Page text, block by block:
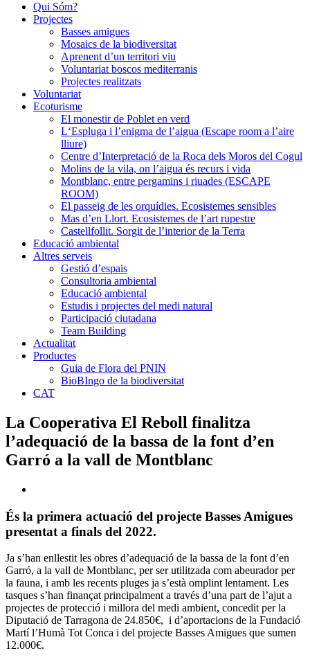
Qui Sóm?
Projectes
Basses amigues
Mosaics de la biodiversitat
Aprenent d’un territori viu
Voluntariat boscos mediterranis
Projectes realitzats
Voluntariat
Ecoturisme
El monestir de Poblet en verd
L‘Espluga i l’enigma de l’aigua (Escape room a l’aire
lliure)
Centre d’Interpretació de la Roca dels Moros del Cogul
Molins de la vila, on l’aigua és recurs i vida
Montblanc, entre pergamins i riuades (ESCAPE
ROOM)
El passeig de les orquídies. Ecosistemes sensibles
Mas d’en Llort. Ecosistemes de l’art rupestre
Castellfollit. Sorgit de l’interior de la Terra
Educació ambiental
Altres serveis
Gestió d’espais
Consultoria ambiental
Educació ambiental
Estudis i projectes del medi natural
Participació ciutadana
Team Building
Actualitat
Productes
Guia de Flora del PNIN
BioBIngo de la biodiversitat
CAT
La Cooperativa El Reboll finalitza
l’adequació de la bassa de la font d’en
Garró a la vall de Montblanc
És la primera actuació del projecte Basses Amigues
presentat a finals del 2022.
Ja s’han enllestit les obres d’adequació de la bassa de la font d’en
Garró, a la vall de Montblanc, per ser utilitzada com abeurador per
la fauna, i amb les recents pluges ja s’està omplint lentament. Les
tasques s’han finançat principalment a través d’una part de l’ajut a
projectes de protecció i millora del medi ambient, concedit per la
Diputació de Tarragona de 24.850€, i d’aportacions de la Fundació
Martí l’Humà Tot Conca i del projecte Basses Amigues que sumen
12.000€.